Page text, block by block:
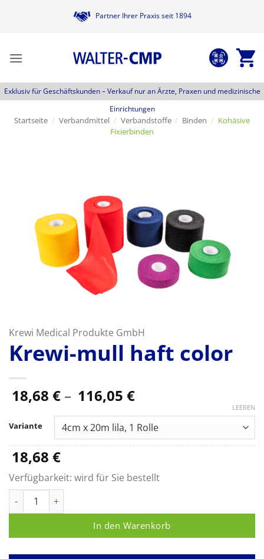
Partner Ihrer Praxis seit 1894
Exklusiv für Geschäftskunden –Verkauf nur an Ärzte, Praxen und medizinische
Einrichtungen
Startseite / Verbandmittel / Verbandstoffe / Binden / Kohäsive
Fixierbinden
Krewi Medical Produkte GmbH
Krewi-mull haft color
18,68 € – 116,05 €Preisspanne:
bis
116,05 €
Variante
LEEREN
18,68 €
Verfügbarkeit: wird für Sie bestellt
In den Warenkorb